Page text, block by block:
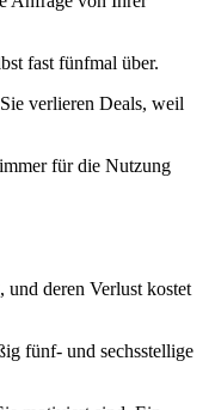
fast fünfmal über.
verlieren Deals, weil
für die Nutzung
deren Verlust kostet
fünf- und sechsstellige